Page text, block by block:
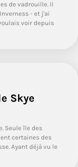
de vadrouille. Il
- et j'ai
voir depuis
Skye
Seule île des
certaines des
Ayant déjà vu le